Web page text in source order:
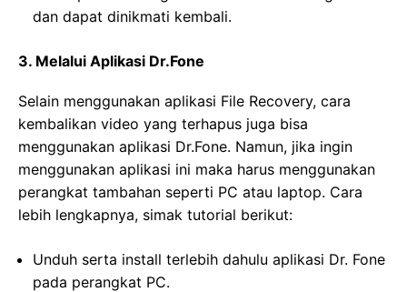
dan dapat dinikmati kembali.
3. Melalui Aplikasi Dr.Fone
Selain menggunakan aplikasi File Recovery, cara
kembalikan video yang terhapus juga bisa
menggunakan aplikasi Dr.Fone. Namun, jika ingin
menggunakan aplikasi ini maka harus menggunakan
perangkat tambahan seperti PC atau laptop. Cara
lebih lengkapnya, simak tutorial berikut:
Unduh serta install terlebih dahulu aplikasi Dr. Fone
pada perangkat PC.